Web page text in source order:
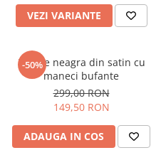
VEZI VARIANTE
-50%
Rochie neagra din satin cu
maneci bufante
299,00 RON
149,50 RON
ADAUGA IN COS